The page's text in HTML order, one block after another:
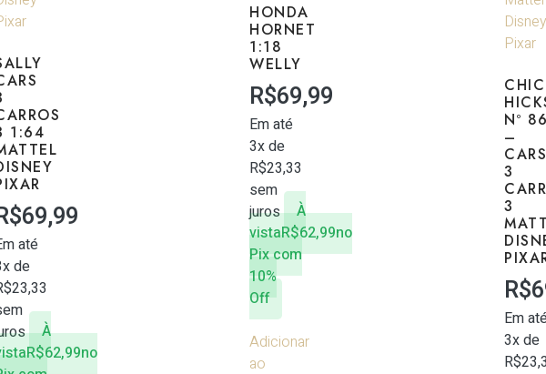
1:64
69,99
até
de
23,33
À
R$62,99no
HONDA
HORNET
1:18
WELLY
R$69,99
Em até
3x de
R$23,33
sem
juros
À
vistaR$62,99no
Pix com
10%
Off
Adicionar
ao
Nº 86
–
CARS
3
3
R$
Em
3x de
R$